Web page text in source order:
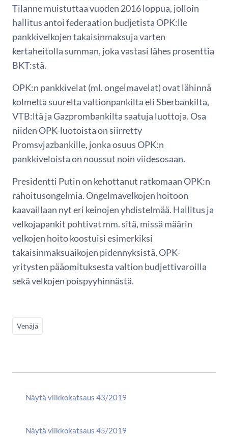
Tilanne muistuttaa vuoden 2016 loppua, jolloin
hallitus antoi federaation budjetista OPK:lle
pankkivelkojen takaisinmaksuja varten
kertaheitolla summan, joka vastasi lähes prosenttia
BKT:stä.
OPK:n pankkivelat (ml. ongelmavelat) ovat lähinnä
kolmelta suurelta valtionpankilta eli Sberbankilta,
VTB:ltä ja Gazprombankilta saatuja luottoja. Osa
niiden OPK-luotoista on siirretty
Promsvjazbankille, jonka osuus OPK:n
pankkiveloista on noussut noin viidesosaan.
Presidentti Putin on kehottanut ratkomaan OPK:n
rahoitusongelmia. Ongelmavelkojen hoitoon
kaavaillaan nyt eri keinojen yhdistelmää. Hallitus ja
velkojapankit pohtivat mm. sitä, missä määrin
velkojen hoito koostuisi esimerkiksi
takaisinmaksuaikojen pidennyksistä, OPK-
yritysten pääomituksesta valtion budjettivaroilla
sekä velkojen poispyyhinnästä.
Venäjä
Näytä viikkokatsaus 43/2019
Näytä viikkokatsaus 45/2019